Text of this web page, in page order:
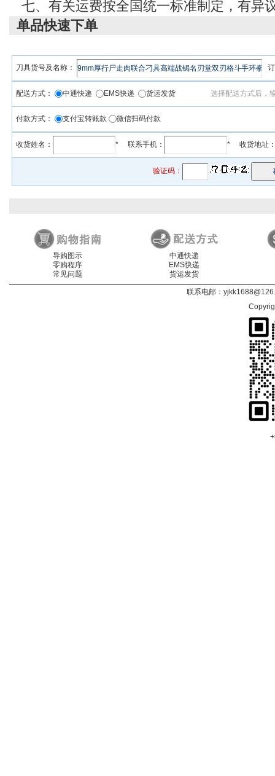
七、有关运费按全国统一标准制定，有异
单品快速下单
刀具货号及名称：
配送方式： 中通快递 EMS快递 货运发货 选择配送方式后，
付款方式： 支付宝转账款 微信扫码付款
收货姓名： * 联系手机： * 收货地址
验证码：
导购图示
零购程序
常见问题
中通快递
EMS快递
货运发货
联系电邮：